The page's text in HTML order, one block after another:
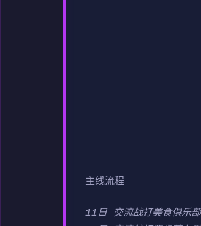
主线流程
11日 交流战打美食俱乐